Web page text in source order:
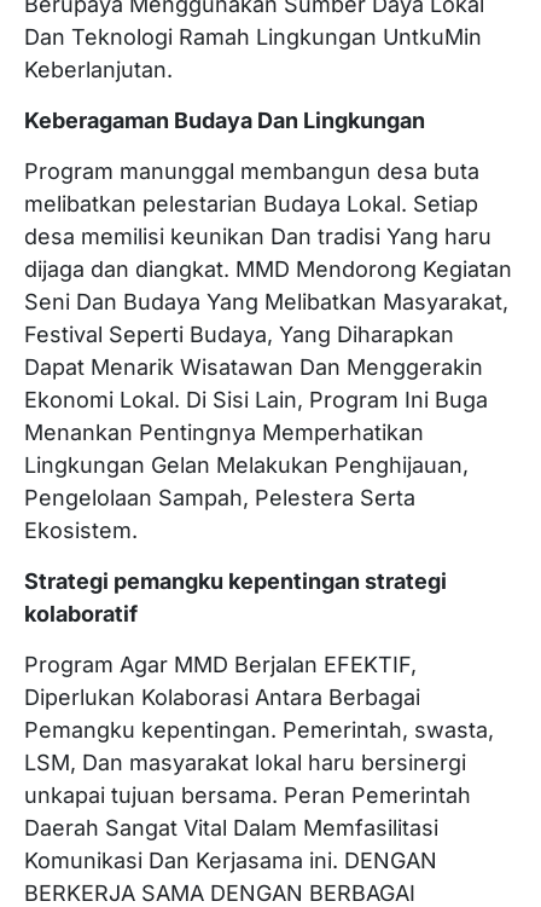
Dan Teknologi Ramah Lingkungan UntkuMin
Keberlanjutan.
Keberagaman Budaya Dan Lingkungan
Program manunggal membangun desa buta
melibatkan pelestarian Budaya Lokal. Setiap
desa memilisi keunikan Dan tradisi Yang haru
dijaga dan diangkat. MMD Mendorong Kegiatan
Seni Dan Budaya Yang Melibatkan Masyarakat,
Festival Seperti Budaya, Yang Diharapkan
Dapat Menarik Wisatawan Dan Menggerakin
Ekonomi Lokal. Di Sisi Lain, Program Ini Buga
Menankan Pentingnya Memperhatikan
Lingkungan Gelan Melakukan Penghijauan,
Pengelolaan Sampah, Pelestera Serta
Ekosistem.
Strategi pemangku kepentingan strategi
kolaboratif
Program Agar MMD Berjalan EFEKTIF,
Diperlukan Kolaborasi Antara Berbagai
Pemangku kepentingan. Pemerintah, swasta,
LSM, Dan masyarakat lokal haru bersinergi
unkapai tujuan bersama. Peran Pemerintah
Daerah Sangat Vital Dalam Memfasilitasi
Komunikasi Dan Kerjasama ini. DENGAN
BERKERJA SAMA DENGAN BERBAGAI